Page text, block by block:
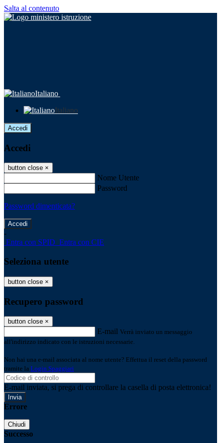
Salta al contenuto
Italiano
Italiano
Accedi
Accedi
button close ×
Nome Utente
Password
Password dimenticata?
-
Entra con SPID Entra con CIE
Seleziona utente
button close ×
Recupero password
button close ×
E-mail Verrà inviato un messaggio
all'indirizzo indicato con le istruzioni necessarie.
Non hai una e-mail associata al nome utente? Effettua il reset della password
tramite la Login Spaggiari
E-mail inviata, si prega di controllare la casella di posta elettronica!
Errore
Chiudi
Successo